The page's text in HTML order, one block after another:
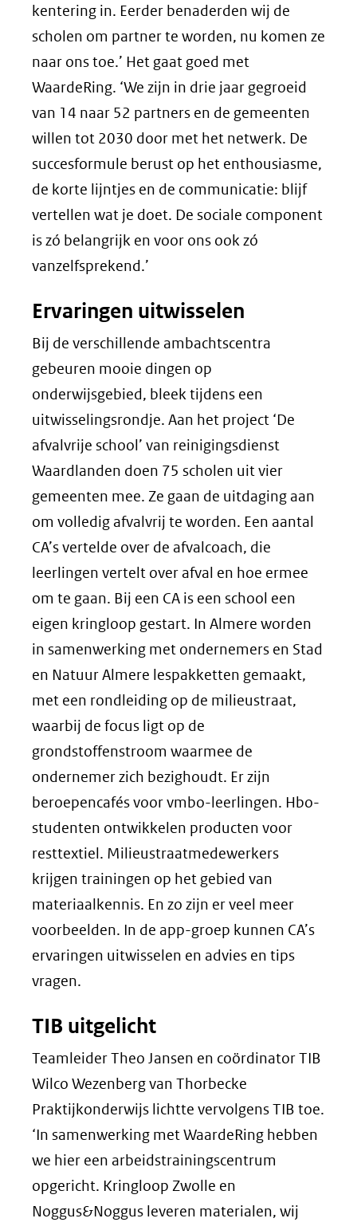
andere
website)
kentering in. Eerder benaderden wij de
scholen om partner te worden, nu komen ze
naar ons toe.’ Het gaat goed met
WaardeRing. ‘We zijn in drie jaar gegroeid
van 14 naar 52 partners en de gemeenten
willen tot 2030 door met het netwerk. De
succesformule berust op het enthousiasme,
de korte lijntjes en de communicatie: blijf
vertellen wat je doet. De sociale component
is zó belangrijk en voor ons ook zó
vanzelfsprekend.’
Ervaringen uitwisselen
Bij de verschillende ambachtscentra
gebeuren mooie dingen op
onderwijsgebied, bleek tijdens een
uitwisselingsrondje. Aan het project ‘De
afvalvrije school’ van reinigingsdienst
Waardlanden doen 75 scholen uit vier
gemeenten mee. Ze gaan de uitdaging aan
om volledig afvalvrij te worden. Een aantal
CA’s vertelde over de afvalcoach, die
leerlingen vertelt over afval en hoe ermee
om te gaan. Bij een CA is een school een
eigen kringloop gestart. In Almere worden
in samenwerking met ondernemers en Stad
en Natuur Almere lespakketten gemaakt,
met een rondleiding op de milieustraat,
waarbij de focus ligt op de
grondstoffenstroom waarmee de
ondernemer zich bezighoudt. Er zijn
beroepencafés voor vmbo-leerlingen. Hbo-
studenten ontwikkelen producten voor
resttextiel. Milieustraatmedewerkers
krijgen trainingen op het gebied van
materiaalkennis. En zo zijn er veel meer
voorbeelden. In de app-groep kunnen CA’s
ervaringen uitwisselen en advies en tips
vragen.
TIB uitgelicht
Teamleider Theo Jansen en coördinator TIB
Wilco Wezenberg van Thorbecke
Praktijkonderwijs lichtte vervolgens TIB toe.
‘In samenwerking met WaardeRing hebben
we hier een arbeidstrainingscentrum
opgericht. Kringloop Zwolle en
Noggus&Noggus leveren materialen, wij